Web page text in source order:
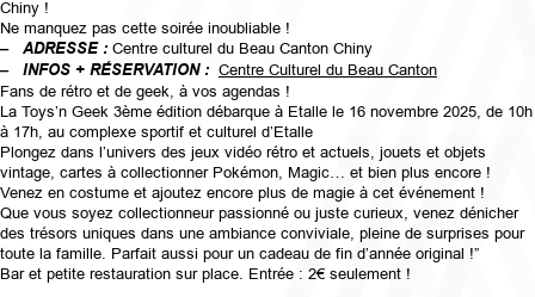
Chiny !
Ne manquez pas cette soirée inoubliable !
– ADRESSE : Centre culturel du Beau Canton Chiny
– INFOS + RÉSERVATION : Centre Culturel du Beau Canton
Fans de rétro et de geek, à vos agendas !
La Toys’n Geek 3ème édition débarque à Etalle le 16 novembre 2025, de 10h
à 17h, au complexe sportif et culturel d’Etalle
Plongez dans l’univers des jeux vidéo rétro et actuels, jouets et objets
vintage, cartes à collectionner Pokémon, Magic… et bien plus encore !
Venez en costume et ajoutez encore plus de magie à cet événement !
Que vous soyez collectionneur passionné ou juste curieux, venez dénicher
des trésors uniques dans une ambiance conviviale, pleine de surprises pour
toute la famille. Parfait aussi pour un cadeau de fin d’année original !”
Bar et petite restauration sur place. Entrée : 2€ seulement !